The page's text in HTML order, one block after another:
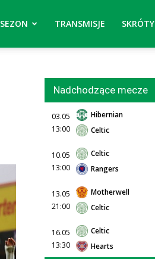
SEZON TRANSMISJE SKRÓTY
Nadchodzące mecze
03.05
13:00
Hibernian
Celtic
10.05
13:00
Celtic
Rangers
13.05
21:00
Motherwell
Celtic
16.05
13:30
Celtic
Hearts